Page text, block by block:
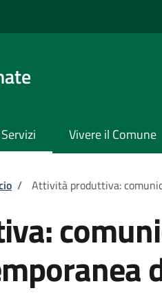
Servizi Vivere il Comune
/ Attività produttiva: